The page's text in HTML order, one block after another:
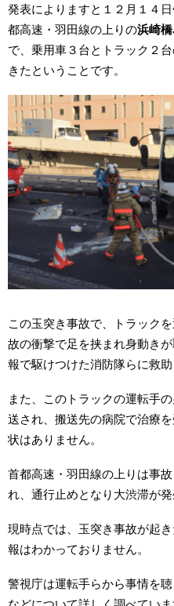
発表によりますと１２月１４
都高速・羽田線の上りの浜崎
で、乗用車３台とトラック２
きたということです。
この玉突き事故で、トラック
故の衝撃で足を挟まれ身動き
報で駆けつけた消防隊らに救助
また、このトラックの運転手
送され、搬送先の病院で治療
状はありません。
首都高速・羽田線の上りは事
れ、通行止めとなり大渋滞が発
現時点では、玉突き事故が起
報はわかっておりません。
警視庁は運転手らから事情を